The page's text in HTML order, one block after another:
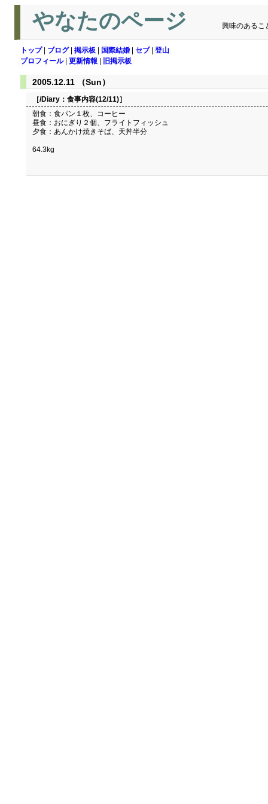
やなたのページ 興味のあるこ
トップ| ブログ| 掲示板 国際結婚 セブ| 登山
プロフィール| 更新情報 旧掲示板
2005.12.11 （Sun）
［/Diary： 食事内容(12/11)］
朝食：食パン１枚、コーヒー
昼食：おにぎり２個、フライトフィッシュ
夕食：あんかけ焼きそば、天丼半分
64.3kg